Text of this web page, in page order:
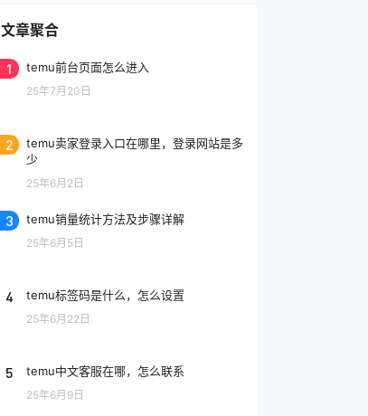
文章聚合
1 temu前台页面怎么进入
25年7月20日
2
temu卖家登录入口在哪里，登录网站是多
少
25年6月2日
3 temu销量统计方法及步骤详解
25年6月5日
4 temu标签码是什么，怎么设置
25年6月22日
5 temu中文客服在哪，怎么联系
25年6月9日